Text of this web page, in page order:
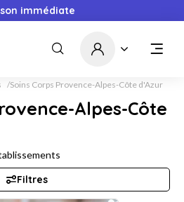
immédiate
Soins Corps Provence-Alpes-Côte d'Azur
Alpes-Côte
Filtres